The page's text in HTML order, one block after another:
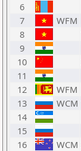
6
7
WFM
8
9
10
11
12
WFM
13
WCM
14
15
16
WCM